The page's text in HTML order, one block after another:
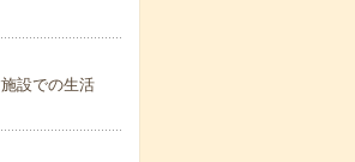
設での生活